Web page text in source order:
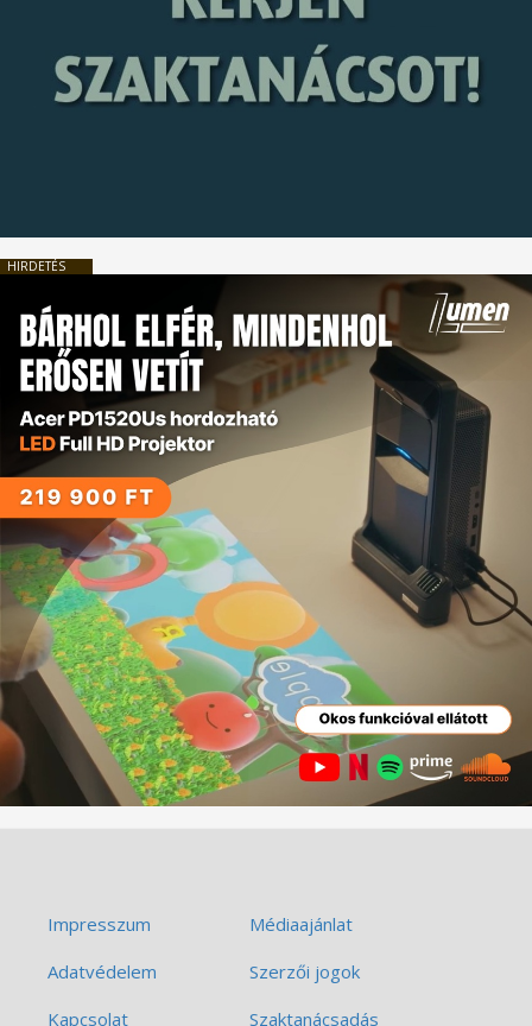
HIRDETÉS
Impresszum
Médiaajánlat
Adatvédelem
Szerzői jogok
Kapcsolat
Szaktanácsadás